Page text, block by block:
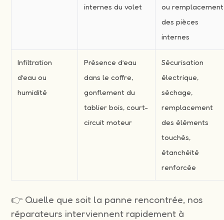
internes du volet
ou remplacement
des pièces
internes
Infiltration
d’eau ou
humidité
Présence d’eau
dans le coffre,
gonflement du
tablier bois, court-
circuit moteur
Sécurisation
électrique,
séchage,
remplacement
des éléments
touchés,
étanchéité
renforcée
👉 Quelle que soit la panne rencontrée, nos
réparateurs interviennent rapidement à